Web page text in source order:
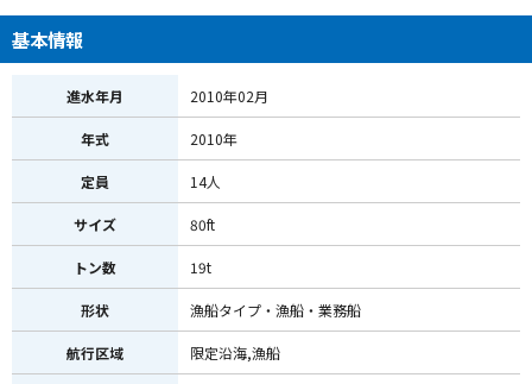
基本情報
進水年月 2010年02月
年式 2010年
定員 14人
サイズ 80ft
トン数 19t
形状 漁船タイプ・漁船・業務船
航行区域 限定沿海,漁船